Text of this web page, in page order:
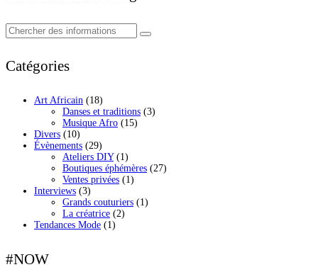
Catégories
Art Africain (18)
Danses et traditions (3)
Musique Afro (15)
Divers (10)
Évènements (29)
Ateliers DIY (1)
Boutiques éphémères (27)
Ventes privées (1)
Interviews (3)
Grands couturiers (1)
La créatrice (2)
Tendances Mode (1)
#NOW